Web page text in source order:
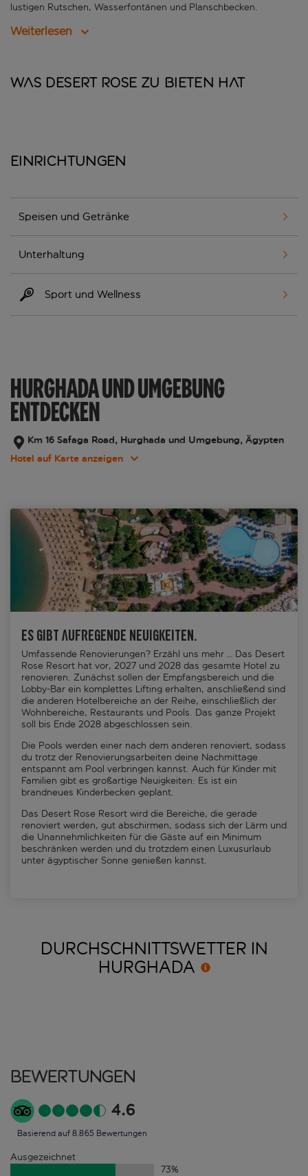
lustigen Rutschen, Wasserfontänen und Planschbecken.
Weiterlesen
Was Desert Rose zu bieten hat
Einrichtungen
Speisen und Getränke
Unterhaltung
Sport und Wellness
HURGHADA UND UMGEBUNG
ENTDECKEN
Km 16 Safaga Road, Hurghada und Umgebung, Ägypten
Hotel auf Karte anzeigen
Es gibt aufregende Neuigkeiten.
Umfassende Renovierungen? Erzähl uns mehr … Das Desert
Rose Resort hat vor, 2027 und 2028 das gesamte Hotel zu
renovieren. Zunächst sollen der Empfangsbereich und die
Lobby-Bar ein komplettes Lifting erhalten, anschließend sind
die anderen Hotelbereiche an der Reihe, einschließlich der
Wohnbereiche, Restaurants und Pools. Das ganze Projekt
soll bis Ende 2028 abgeschlossen sein.
Die Pools werden einer nach dem anderen renoviert, sodass
du trotz der Renovierungsarbeiten deine Nachmittage
entspannt am Pool verbringen kannst. Auch für Kinder mit
Familien gibt es großartige Neuigkeiten: Es ist ein
brandneues Kinderbecken geplant.
Das Desert Rose Resort wird die Bereiche, die gerade
renoviert werden, gut abschirmen, sodass sich der Lärm und
die Unannehmlichkeiten für die Gäste auf ein Minimum
beschränken werden und du trotzdem einen Luxusurlaub
unter ägyptischer Sonne genießen kannst.
DURCHSCHNITTSWETTER IN
HURGHADA
Bewertungen
4.6
Basierend auf 8.865 Bewertungen
Ausgezeichnet
73%